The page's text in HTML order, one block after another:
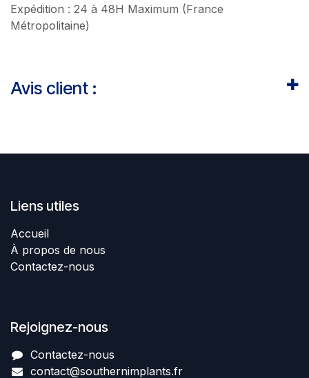
Expédition : 24 à 48H Maximum (France
Métropolitaine)
Avis client :
Liens utiles
Accueil
À propos de nous
Contactez-nous
Rejoignez-nous
Contactez-nous​
contact@southernimplant​​​s.fr